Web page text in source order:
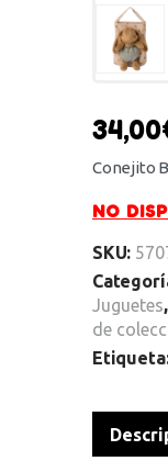
34,00
Conejito
NO
SKU:
Juguetes,
de